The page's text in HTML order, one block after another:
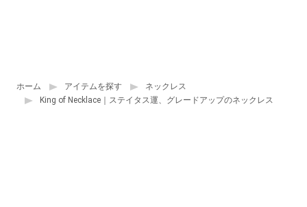
ホーム アイテムを探す
ネックレス
King of Necklace｜ステイタス運、グレードアップのネックレス